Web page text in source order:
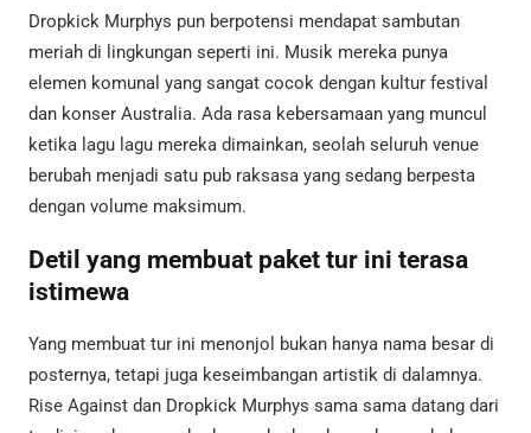
Dropkick Murphys pun berpotensi mendapat sambutan
meriah di lingkungan seperti ini. Musik mereka punya
elemen komunal yang sangat cocok dengan kultur festival
dan konser Australia. Ada rasa kebersamaan yang muncul
ketika lagu lagu mereka dimainkan, seolah seluruh venue
berubah menjadi satu pub raksasa yang sedang berpesta
dengan volume maksimum.
Detil yang membuat paket tur ini terasa
istimewa
Yang membuat tur ini menonjol bukan hanya nama besar di
posternya, tetapi juga keseimbangan artistik di dalamnya.
Rise Against dan Dropkick Murphys sama sama datang dari